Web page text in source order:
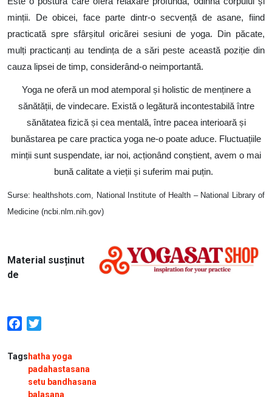
minții. De obicei, face parte dintr-o secvență de asane, fiind
practicată spre sfârșitul oricărei sesiuni de yoga. Din păcate,
mulți practicanți au tendința de a sări peste această poziție din
cauza lipsei de timp, considerând-o neimportantă.
Yoga ne oferă un mod atemporal și holistic de menținere a
sănătății, de vindecare. Există o legătură incontestabilă între
sănătatea fizică și cea mentală, între pacea interioară și
bunăstarea pe care practica yoga ne-o poate aduce. Fluctuațiile
minții sunt suspendate, iar noi, acționând conștient, avem o mai
bună calitate a vieții și suferim mai puțin.
Surse: healthshots.com, National Institute of Health – National Library of
Medicine (ncbi.nlm.nih.gov)
Material susținut
de
Image
Facebook
Tags hatha yoga
padahastasana
setu bandhasana
balasana